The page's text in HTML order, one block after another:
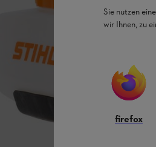
interessati: 369259472 fino a
SR 430, SR 440, SR 450 nel
specializzato STIHL per la
Per la tua sicurezza e quella
al rivenditore specializzato STIHL.
Sie nutzen
wir Ihnen, zu
firefox